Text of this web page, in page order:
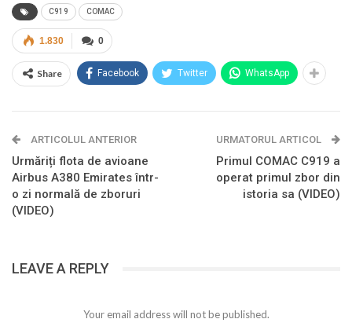
C919 COMAC
0
1.830
Share Facebook Twitter WhatsApp
ARTICOLUL ANTERIOR
Urmăriți flota de avioane
Airbus A380 Emirates într-
o zi normală de zboruri
(VIDEO)
URMATORUL ARTICOL
Primul COMAC C919 a
operat primul zbor din
istoria sa (VIDEO)
LEAVE A REPLY
Your email address will not be published.